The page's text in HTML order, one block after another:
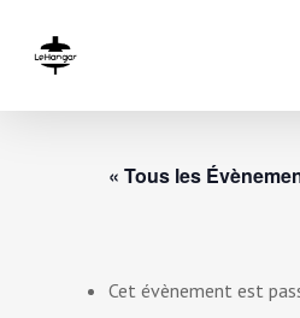
« Tous les
Cet évènement est